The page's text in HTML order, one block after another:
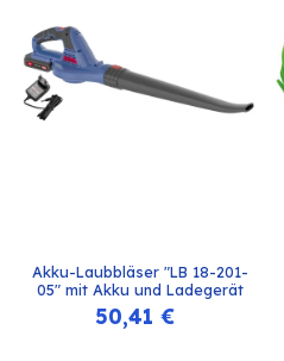
Akku-Laubbläser "LB 18-201-
05" mit Akku und Ladegerät
50,41 €